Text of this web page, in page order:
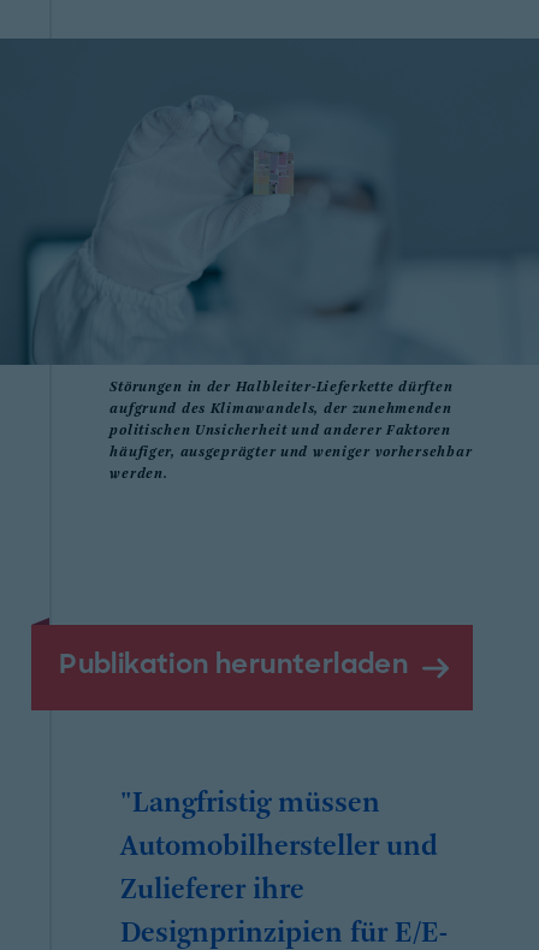
Störungen in der Halbleiter-Lieferkette dürften
aufgrund des Klimawandels, der zunehmenden
politischen Unsicherheit und anderer Faktoren
häufiger, ausgeprägter und weniger vorhersehbar
werden.
Publikation herunterladen
"Langfristig müssen
Automobilhersteller und
Zulieferer ihre
Designprinzipien für E/E-